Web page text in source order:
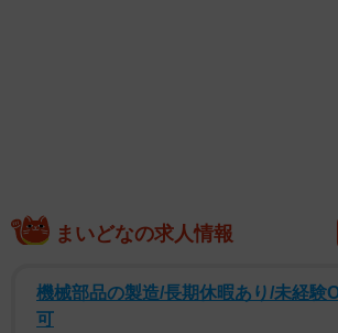
東アジア恠異学会は、「怪異」を研究す
まいどなの求人情報
機械部品の製造/長期休暇あり/未経験
可